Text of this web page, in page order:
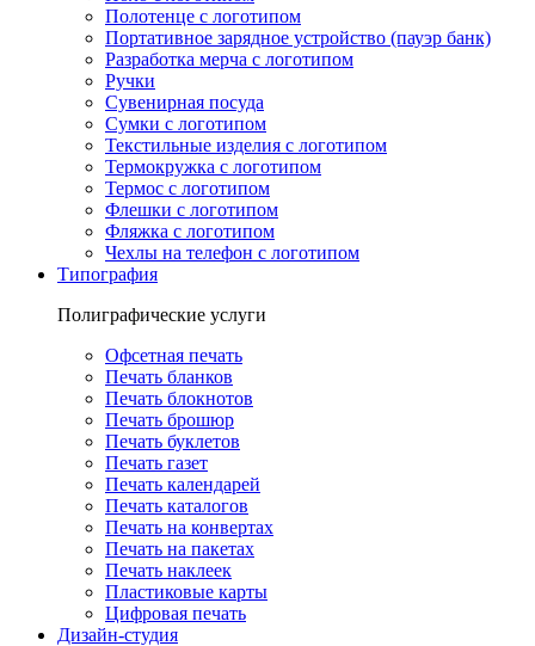
Полотенце с логотипом
Портативное зарядное устройство (пауэр банк)
Разработка мерча с логотипом
Ручки
Сувенирная посуда
Сумки с логотипом
Текстильные изделия с логотипом
Термокружка с логотипом
Термос с логотипом
Флешки с логотипом
Фляжка с логотипом
Чехлы на телефон с логотипом
Типография
Полиграфические услуги
Офсетная печать
Печать бланков
Печать блокнотов
Печать брошюр
Печать буклетов
Печать газет
Печать календарей
Печать каталогов
Печать на конвертах
Печать на пакетах
Печать наклеек
Пластиковые карты
Цифровая печать
Дизайн-студия